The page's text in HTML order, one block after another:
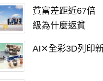
貧富差距近67倍
級為什麼返貧
AI✕全彩3D列印